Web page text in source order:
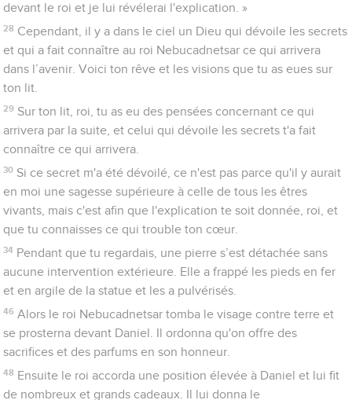
devant le roi et je lui révélerai l'explication. »
28 Cependant, il y a dans le ciel un Dieu qui dévoile les secrets
et qui a fait connaître au roi Nebucadnetsar ce qui arrivera
dans l’avenir. Voici ton rêve et les visions que tu as eues sur
ton lit.
29 Sur ton lit, roi, tu as eu des pensées concernant ce qui
arrivera par la suite, et celui qui dévoile les secrets t'a fait
connaître ce qui arrivera.
30 Si ce secret m'a été dévoilé, ce n'est pas parce qu'il y aurait
en moi une sagesse supérieure à celle de tous les êtres
vivants, mais c'est afin que l'explication te soit donnée, roi, et
que tu connaisses ce qui trouble ton cœur.
34 Pendant que tu regardais, une pierre s’est détachée sans
aucune intervention extérieure. Elle a frappé les pieds en fer
et en argile de la statue et les a pulvérisés.
46 Alors le roi Nebucadnetsar tomba le visage contre terre et
se prosterna devant Daniel. Il ordonna qu'on offre des
sacrifices et des parfums en son honneur.
48 Ensuite le roi accorda une position élevée à Daniel et lui fit
de nombreux et grands cadeaux. Il lui donna le